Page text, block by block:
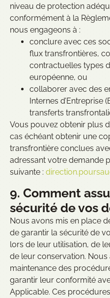
niveau de protection
conformément à la
nous engageons à :
conclure avec ces
flux transfrontières,
contractuelles types
européenne, ou
collaborer avec des
Internes d’Entreprise
transferts
Vous pouvez obtenir plus
cas échéant obtenir une
transfrontière conclues
adressant votre demande
suivante :
9. Comment
sécurité de vos
Nous avons mis en place
de garantir la sécurité de
lors de leur utilisation, de
de leur conservation.
maintenance des
garantir leur conformité
Applicable. Ces